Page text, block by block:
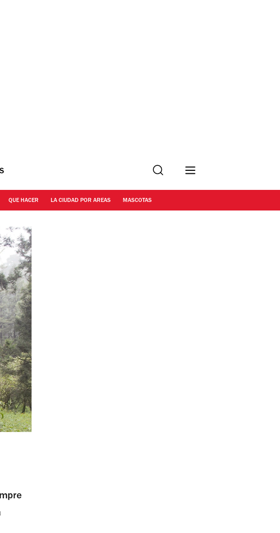
Buscar
QUE HACER LA CIUDAD POR AREAS MASCOTAS